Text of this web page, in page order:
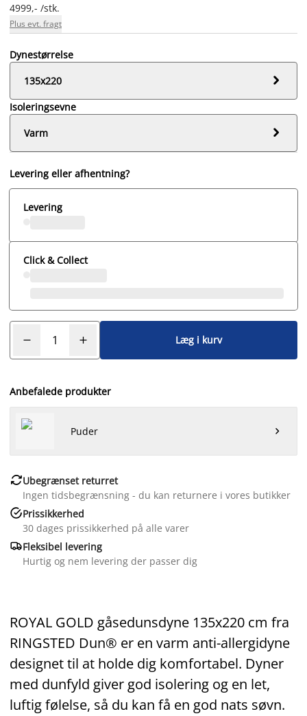
4999,- /stk.
Plus evt. fragt
Dynestørrelse
135x220

Isoleringsevne
Varm

Levering eller afhentning?
Levering
Click & Collect
Læg i kurv
Anbefalede produkter
Puder 
Ubegrænset returret
Ingen tidsbegrænsning - du kan returnere i vores butikker
Prissikkerhed
30 dages prissikkerhed på alle varer
Fleksibel levering
Hurtig og nem levering der passer dig
ROYAL GOLD gåsedunsdyne 135x220 cm fra
RINGSTED Dun® er en varm anti-allergidyne
designet til at holde dig komfortabel. Dyner
med dunfyld giver god isolering og en let,
luftig følelse, så du kan få en god nats søvn.